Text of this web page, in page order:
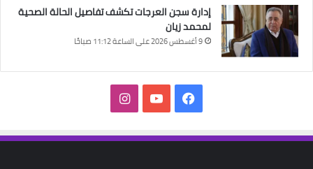
إدارة سجن العرجات تكشف تفاصيل الحالة الصحية
لمحمد زيان
9 أغسطس 2026 على الساعة 11:12 صباحًا
فيسبوك‫YouTubeانستقرام